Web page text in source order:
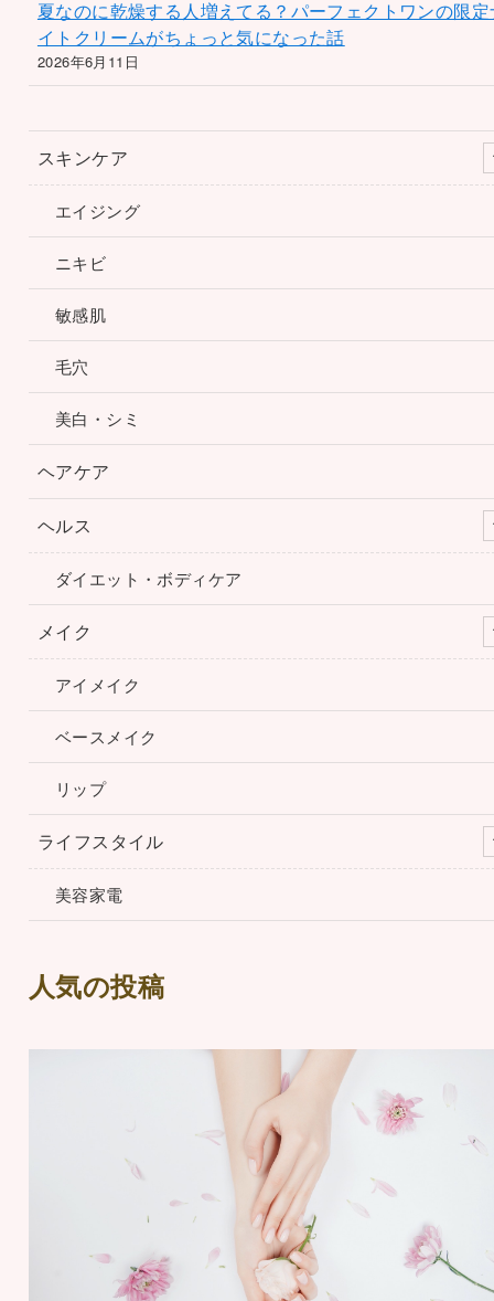
夏なのに乾燥する人増えてる？パーフェクトワンの限定
イトクリームがちょっと気になった話
2026年6月11日
スキンケア
エイジング
ニキビ
敏感肌
毛穴
美白・シミ
ヘアケア
ヘルス
ダイエット・ボディケア
メイク
アイメイク
ベースメイク
リップ
ライフスタイル
美容家電
人気の投稿